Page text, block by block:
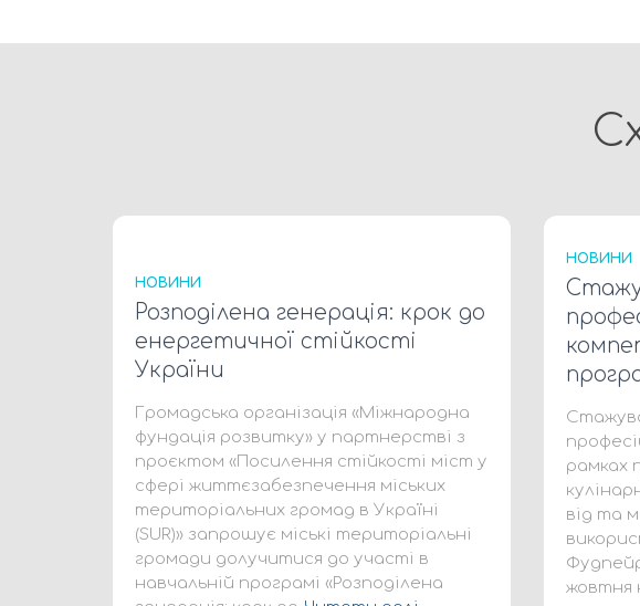
НОВИНИ
Розподілена генерація: крок до
енергетичної стійкості
України
Громадська організація «Міжнародна
фундація розвитку» у партнерстві з
проєктом «Посилення стійкості міст у
сфері життєзабезпечення міських
територіальних громад в Україні
(SUR)» запрошує міські територіальні
громади долучитися до участі в
навчальній програмі «Розподілена
НОВИНИ
рамках
від та
жовтня